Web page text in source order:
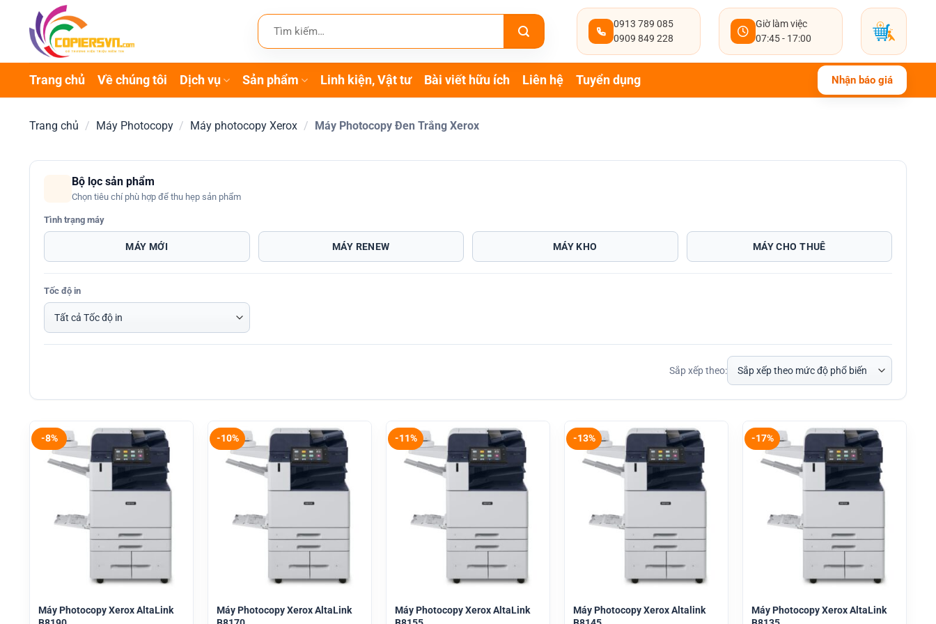
dung
Tìm
kiếm:
0913 789 085
0909 849 228
Giờ làm việc
07:45 - 17:00
Trang chủ Về chúng tôi Dịch vụ Sản phẩm Linh kiện, Vật tư Bài viết hữu ích Liên hệ Tuyển dụng Nhận báo giá
Trang chủ / Máy Photocopy / Máy photocopy Xerox / Máy Photocopy Đen Trắng Xerox
Bộ lọc sản phẩm
Chọn tiêu chí phù hợp để thu hẹp sản phẩm
Tình trạng máy
MÁY MỚI MÁY RENEW MÁY KHO MÁY CHO THUÊ
Tốc độ in
Sắp xếp theo:
-8%
Máy Photocopy Xerox AltaLink
-10%
Máy Photocopy Xerox AltaLink
-11%
Máy Photocopy Xerox AltaLink
-13%
Máy Photocopy Xerox Altalink
-17%
Máy Photocopy Xerox AltaLink